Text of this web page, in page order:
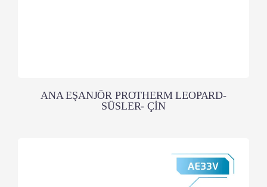
ANA EŞANJÖR PROTHERM LEOPARD-
SÜSLER- ÇİN